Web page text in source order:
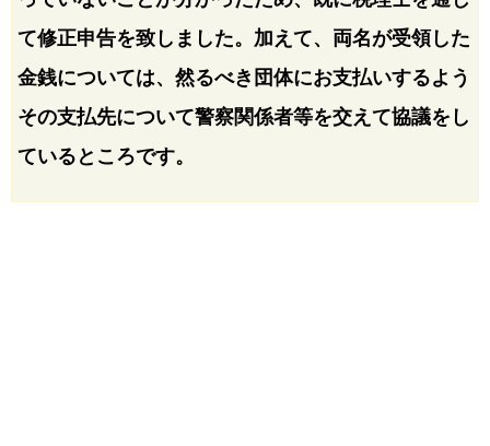
て修正申告を致しました。加えて、両名が受領した
金銭については、然るべき団体にお支払いするよう
その支払先について警察関係者等を交えて協議をし
ているところです。